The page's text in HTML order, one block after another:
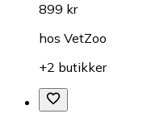
899 kr
hos VetZoo
+2 butikker